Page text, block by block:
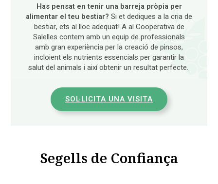
Has pensat en tenir una barreja pròpia per
alimentar el teu bestiar? Si et dediques a la cria de
bestiar, ets al lloc adequat! A al Cooperativa de
Salelles contem amb un equip de professionals
amb gran experiència per la creació de pinsos,
incloient els nutrients essencials per garantir la
salut del animals i així obtenir un resultat perfecte.
SOL·LICITA UNA VISITA
Segells de Confiança